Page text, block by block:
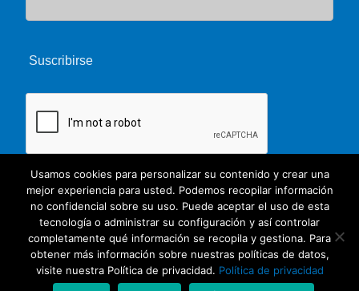
© 2026 Unate. CC Creative Commons
Usamos cookies para personalizar su contenido y crear una
mejor experiencia para usted. Podemos recopilar información
no confidencial sobre su uso. Puede aceptar el uso de esta
tecnología o administrar su configuración y así controlar
completamente qué información se recopila y gestiona. Para
obtener más información sobre nuestras políticas de datos,
visite nuestra Política de privacidad. Política de privacidad